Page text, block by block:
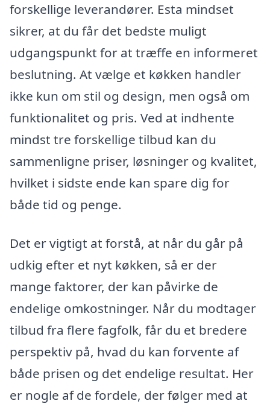
forskellige leverandører. Esta mindset
sikrer, at du får det bedste muligt
udgangspunkt for at træffe en informeret
beslutning. At vælge et køkken handler
ikke kun om stil og design, men også om
funktionalitet og pris. Ved at indhente
mindst tre forskellige tilbud kan du
sammenligne priser, løsninger og kvalitet,
hvilket i sidste ende kan spare dig for
både tid og penge.
Det er vigtigt at forstå, at når du går på
udkig efter et nyt køkken, så er der
mange faktorer, der kan påvirke de
endelige omkostninger. Når du modtager
tilbud fra flere fagfolk, får du et bredere
perspektiv på, hvad du kan forvente af
både prisen og det endelige resultat. Her
er nogle af de fordele, der følger med at